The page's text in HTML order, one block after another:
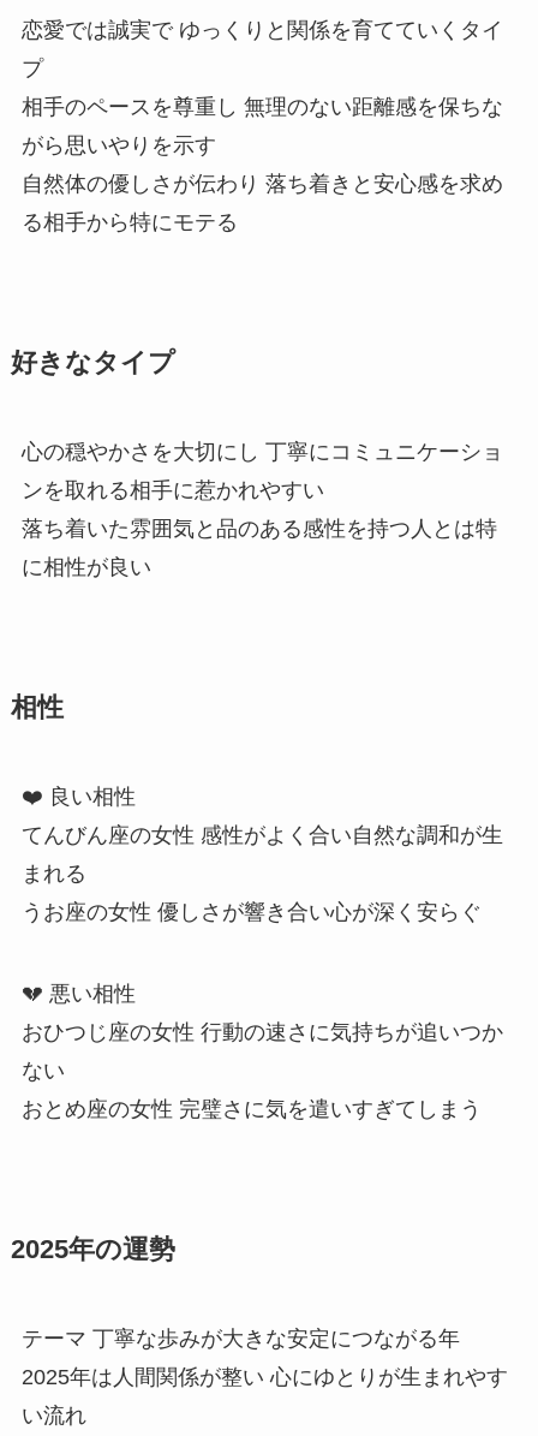
恋愛では誠実で ゆっくりと関係を育てていくタイ
プ
相手のペースを尊重し 無理のない距離感を保ちな
がら思いやりを示す
自然体の優しさが伝わり 落ち着きと安心感を求め
る相手から特にモテる
好きなタイプ
心の穏やかさを大切にし 丁寧にコミュニケーショ
ンを取れる相手に惹かれやすい
落ち着いた雰囲気と品のある感性を持つ人とは特
に相性が良い
相性
❤️ 良い相性
てんびん座の女性 感性がよく合い自然な調和が生
まれる
うお座の女性 優しさが響き合い心が深く安らぐ
💔 悪い相性
おひつじ座の女性 行動の速さに気持ちが追いつか
ない
おとめ座の女性 完璧さに気を遣いすぎてしまう
2025年の運勢
テーマ 丁寧な歩みが大きな安定につながる年
2025年は人間関係が整い 心にゆとりが生まれやす
い流れ